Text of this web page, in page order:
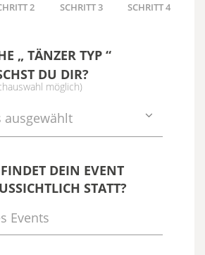
2 SCHRITT 3 SCHRITT 4
„ TÄNZER TYP “
DU DIR?
möglich)
ausgewählt
DEIN EVENT
STATT?